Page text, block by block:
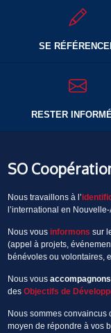
SE
RESTER
SO
Nous travaillons à l’
l’international en
Nous vous informons sur
(appel à projets,
bénévoles ou volontaires,
Nous vous accompagnons
des Objectifs de
Nous sommes convaincus
moyen de répondre à vos